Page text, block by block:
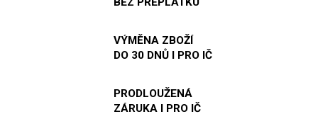
VÝMĚNA ZBOŽÍ
DO 30 DNŮ I PRO IČ
PRODLOUŽENÁ
ZÁRUKA I PRO IČ